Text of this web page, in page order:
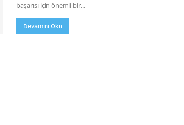
başarısı için önemli bir...
Devamını Oku